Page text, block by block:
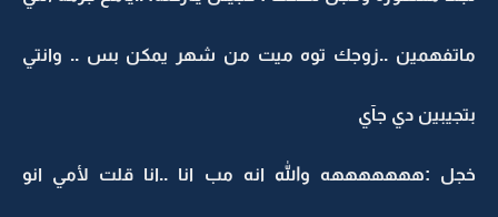
ماتفهمين ..زوجك توه ميت من شهر يمكن بس .. وانتي
بتجيبين دي جآي
خجل :هههههههه والله انه مب انا ..انا قلت لأمي انو